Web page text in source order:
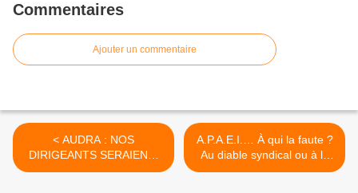
Commentaires
Ajouter un commentaire
< AUDRA : NOS
DIRIGEANTS SERAIENT-
ILS DEPASSES PAR LE
A.P.A.E.I.… À qui la faute ?
Au diable syndical ou à la
diablesse dirigeante ? >